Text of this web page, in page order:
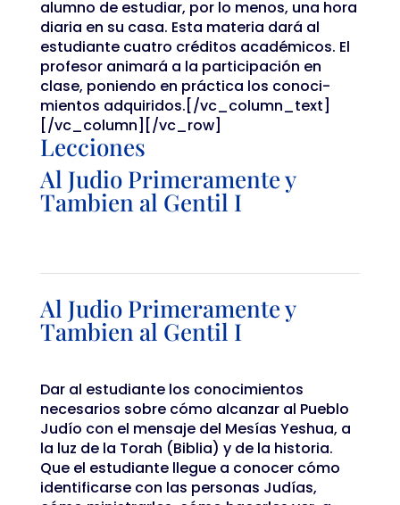
alumno de estudiar, por lo menos, una hora
diaria en su casa. Esta materia dará al
estudiante cuatro créditos académicos. El
profesor animará a la participación en
clase, poniendo en práctica los conoci-
mientos adquiridos.[/vc_column_text]
[/vc_column][/vc_row]
Lecciones
Al Judio Primeramente y
Tambien al Gentil I
Al Judio Primeramente y
Tambien al Gentil I
Dar al estudiante los conocimientos
necesarios sobre cómo alcanzar al Pueblo
Judío con el mensaje del Mesías Yeshua, a
la luz de la Torah (Biblia) y de la historia.
Que el estudiante llegue a conocer cómo
identificarse con las personas Judías,